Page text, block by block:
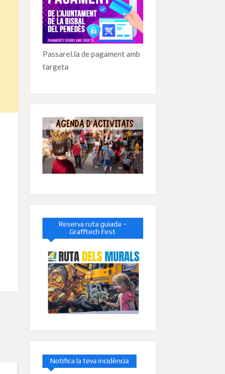
Passarel.la de pagament amb
targeta
Reserva ruta guiada –
Grafftech Fest
Notifica la teva incidència